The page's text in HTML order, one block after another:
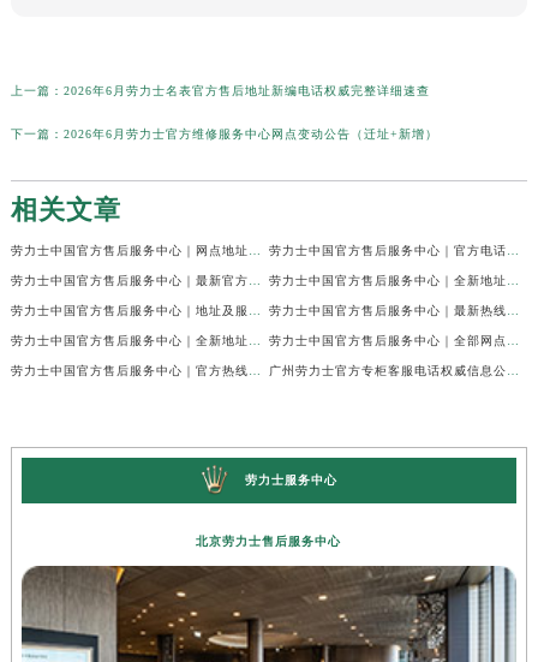
上一篇： 2026年6月劳力士名表官方售后地址新编电话权威完整详细速查
下一篇： 2026年6月劳力士官方维修服务中心网点变动公告（迁址+新增）
相关文章
劳力士服务中心
北京劳力士售后服务中心